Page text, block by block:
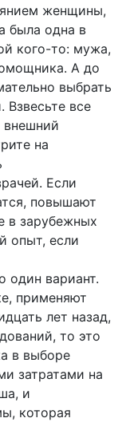
женщины,
была одна в
кого-то: мужа,
А до
выбрать
все
внешний
на
Если
повышают
в зарубежных
опыт, если
один вариант.
применяют
лет назад,
то это
в выборе
затратами на
и
которая